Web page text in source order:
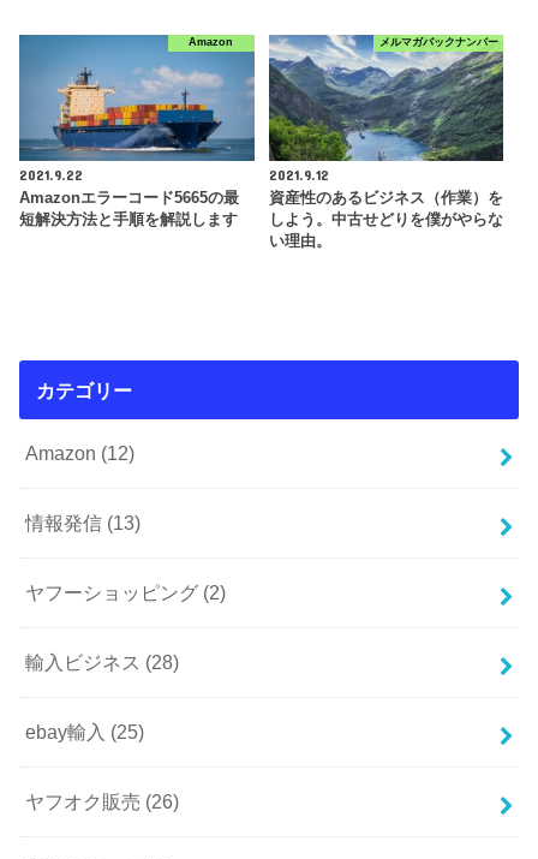
Amazon
2021.9.22
Amazonエラーコード5665の最
短解決方法と手順を解説します
メルマガバックナンバー
2021.9.12
資産性のあるビジネス（作業）を
しよう。中古せどりを僕がやらな
い理由。
カテゴリー
Amazon (12)
情報発信 (13)
ヤフーショッピング (2)
輸入ビジネス (28)
ebay輸入 (25)
ヤフオク販売 (26)